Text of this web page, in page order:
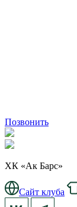
Позвонить
ХК «Ак Барс»
Сайт клуба